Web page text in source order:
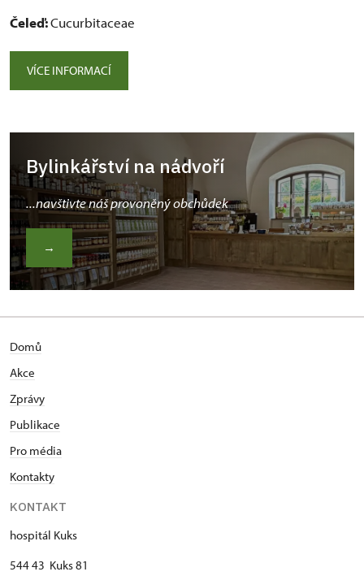
Čeleď:Cucurbitaceae
VÍCE INFORMACÍ
Bylinkářství na nádvoří
...navštivte náš provoněný obchůdek
→
Domů
Akce
Zprávy
Publikace
Pro média
Kontakty
KONTAKT
hospitál Kuks
544 43 Kuks 81